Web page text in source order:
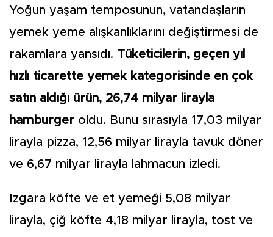
Yoğun yaşam temposunun, vatandaşların
yemek yeme alışkanlıklarını değiştirmesi de
rakamlara yansıdı. Tüketicilerin, geçen yıl
hızlı ticarette yemek kategorisinde en çok
satın aldığı ürün, 26,74 milyar lirayla
hamburger oldu. Bunu sırasıyla 17,03 milyar
lirayla pizza, 12,56 milyar lirayla tavuk döner
ve 6,67 milyar lirayla lahmacun izledi.
Izgara köfte ve et yemeği 5,08 milyar
lirayla, çiğ köfte 4,18 milyar lirayla, tost ve